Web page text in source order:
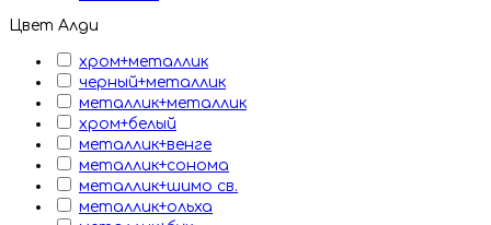
Цвет Алди
хром+металлик
черный+металлик
металлик+металлик
хром+белый
металлик+венге
металлик+сонома
металлик+шимо св.
металлик+ольха